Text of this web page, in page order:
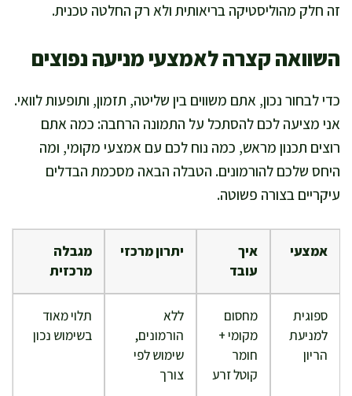
זה חלק מהוליסטיקה בריאותית ולא רק החלטה טכנית.
השוואה קצרה לאמצעי מניעה נפוצים
כדי לבחור נכון, אתם משווים בין שליטה, תזמון, ותופעות לוואי.
אני מציעה לכם להסתכל על התמונה הרחבה: כמה אתם
רוצים תכנון מראש, כמה נוח לכם עם אמצעי מקומי, ומה
היחס שלכם להורמונים. הטבלה הבאה מסכמת הבדלים
עיקריים בצורה פשוטה.
אמצעי
איך
עובד
יתרון מרכזי
מגבלה
מרכזית
ספוגית
למניעת
הריון
מחסום
מקומי +
חומר
קוטל זרע
ללא
הורמונים,
שימוש לפי
צורך
תלוי מאוד
בשימוש נכון